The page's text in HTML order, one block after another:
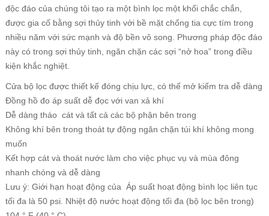
độc đáo của chúng tôi tạo ra một bình lọc một khối chắc chắn,
được gia cố bằng sợi thủy tinh với bề mặt chống tia cực tím trong
nhiều năm với sức mạnh và độ bền vô song. Phương pháp độc đáo
này có trong sợi thủy tinh, ngăn chặn các sợi “nở hoa” trong điều
kiện khắc nghiệt.
Cửa bộ lọc được thiết kế đóng chịu lực, có thể mở kiểm tra dễ dàng
Đồng hồ đo áp suất dễ đọc với van xả khí
Dễ dàng tháo cát và tất cả các bộ phận bên trong
Không khí bên trong thoát tự động ngăn chặn túi khí không mong
muốn
Kết hợp cát và thoát nước làm cho việc phục vụ và mùa đông
nhanh chóng và dễ dàng
Lưu ý: Giới hạn hoạt động của Áp suất hoạt động bình lọc liên tục
tối đa là 50 psi. Nhiệt độ nước hoạt động tối đa (bộ lọc bên trong)